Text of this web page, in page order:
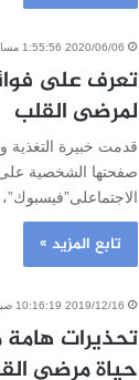
2020/06/06 1:55:56 مساءً
تعرف على
لمرضى القلب
قدمت خبيرة التغذية
صفحتها الشخصية
تابع المزيد »
2019/12/16 10:16:19 صباحًا
تحذيرات
حياة مرضى